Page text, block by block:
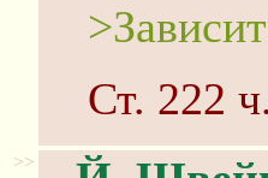
Ст. 222
>>